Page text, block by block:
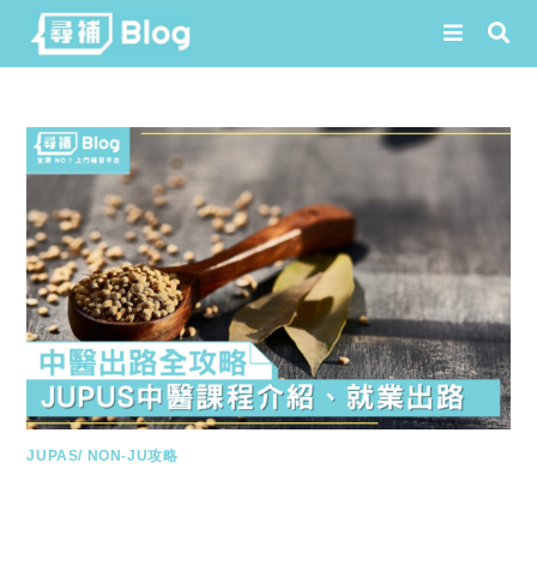
content
JUPAS/ NON-JU攻略